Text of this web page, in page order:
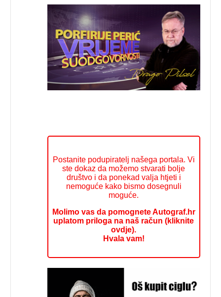
Postanite podupiratelj našega portala. Vi
ste dokaz da možemo stvarati bolje
društvo i da ponekad valja htjeti i
nemoguće kako bismo dosegnuli
moguće.
Molimo vas da pomognete Autograf.hr
uplatom priloga na naš račun (kliknite
ovdje).
Hvala vam!